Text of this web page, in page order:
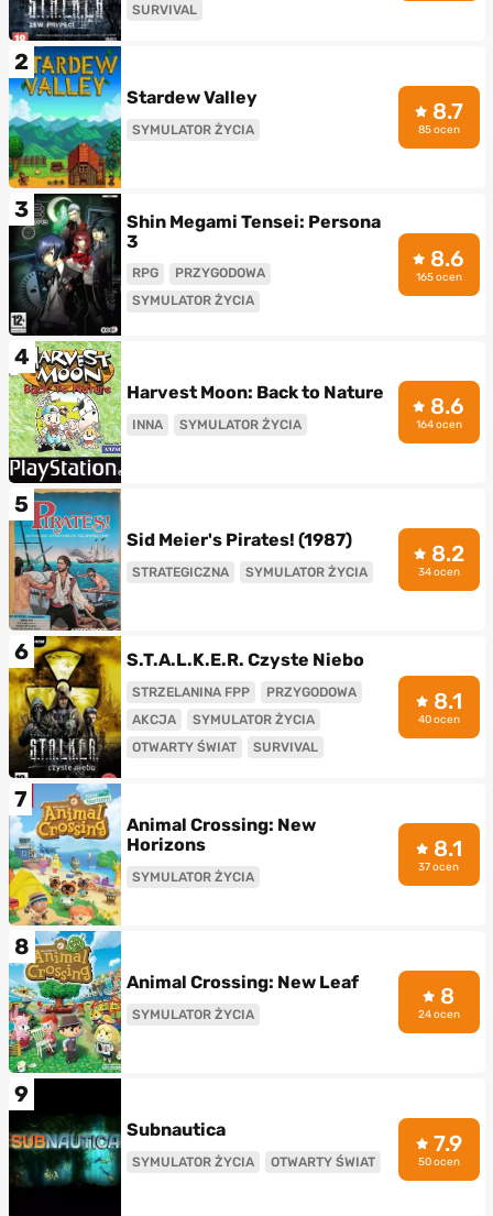
SURVIVAL
2
Stardew Valley
SYMULATOR ŻYCIA
8.7
85 ocen
3
Shin Megami Tensei: Persona
3
RPG
PRZYGODOWA
SYMULATOR ŻYCIA
8.6
165 ocen
4
Harvest Moon: Back to Nature
INNA SYMULATOR ŻYCIA
8.6
164 ocen
5
Sid Meier's Pirates! (1987)
STRATEGICZNA SYMULATOR ŻYCIA
8.2
34 ocen
6 S.T.A.L.K.E.R. Czyste Niebo
STRZELANINA FPP
PRZYGODOWA
AKCJA
SYMULATOR ŻYCIA
OTWARTY ŚWIAT
SURVIVAL
8.1
40 ocen
7
Animal Crossing: New
Horizons
SYMULATOR ŻYCIA
8.1
37 ocen
8
Animal Crossing: New Leaf
SYMULATOR ŻYCIA
8
24 ocen
9
Subnautica
SYMULATOR ŻYCIA OTWARTY ŚWIAT
7.9
50 ocen